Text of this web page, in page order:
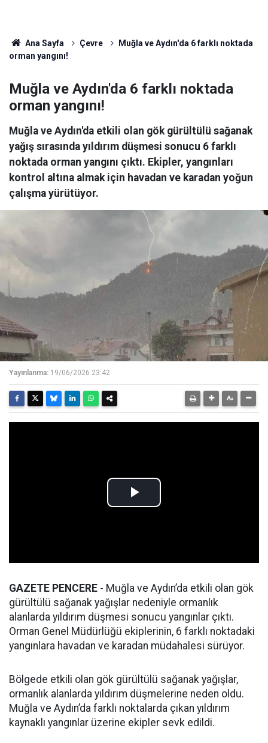
Ana Sayfa Çevre
Muğla ve Aydın'da 6 farklı noktada
orman yangını!
Muğla ve Aydın'da 6 farklı noktada
orman yangını!
Muğla ve Aydın'da etkili olan gök gürültülü sağanak
yağış sırasında yıldırım düşmesi sonucu 6 farklı
noktada orman yangını çıktı. Ekipler, yangınları
kontrol altına almak için havadan ve karadan yoğun
çalışma yürütüyor.
Yayınlanma: 19/06/2026 23:42
GAZETE PENCERE - Muğla ve Aydın’da etkili olan gök
gürültülü sağanak yağışlar nedeniyle ormanlık
alanlarda yıldırım düşmesi sonucu yangınlar çıktı.
Orman Genel Müdürlüğü ekiplerinin, 6 farklı noktadaki
yangınlara havadan ve karadan müdahalesi sürüyor.
Bölgede etkili olan gök gürültülü sağanak yağışlar,
ormanlık alanlarda yıldırım düşmelerine neden oldu.
Muğla ve Aydın’da farklı noktalarda çıkan yıldırım
kaynaklı yangınlar üzerine ekipler sevk edildi.